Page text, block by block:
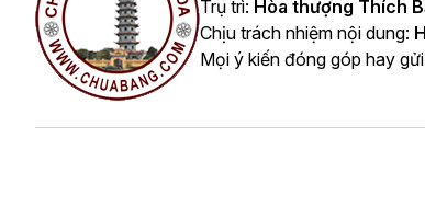
Trụ trì: Hòa thượng Thích
Chịu trách nhiệm nội dung:
Mọi ý kiến đóng góp hay